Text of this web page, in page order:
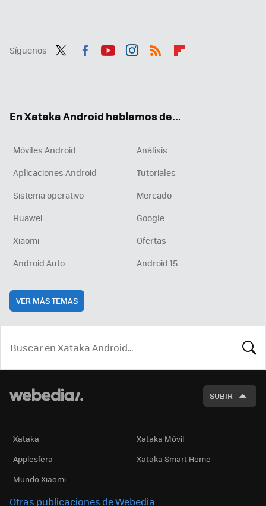
Síguenos
En Xataka Android hablamos de...
Móviles Android
Análisis
Aplicaciones Android
Tutoriales
Sistema operativo
Mercado
Huawei
Google
Xiaomi
Ofertas
Android Auto
Android 15
VER MÁS TEMAS
SUBIR
Xataka
Xataka Móvil
Applesfera
Xataka Smart Home
Mundo Xiaomi
Otras publicaciones de Webedia